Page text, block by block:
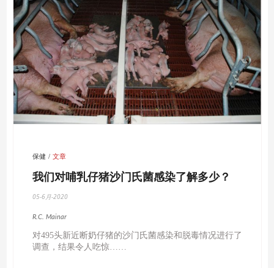
保健 文章
我们对哺乳仔猪沙门氏菌感染了解多少？
05-6月-2020
R.C. Mainar
对495头新近断奶仔猪的沙门氏菌感染和脱毒情况进行了
调查，结果令人吃惊……